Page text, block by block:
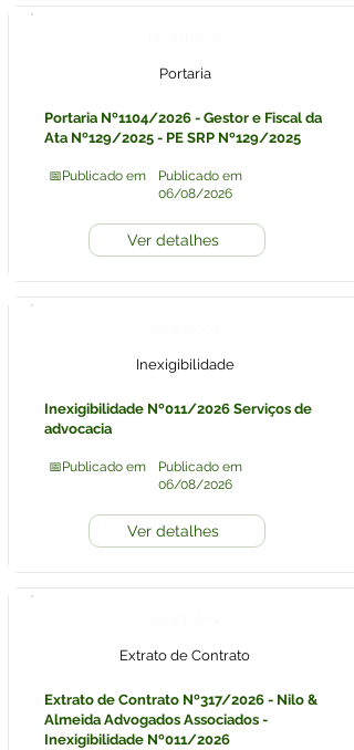
Portaria
Portaria Nº1104/2026 - Gestor e Fiscal da
Ata Nº129/2025 - PE SRP Nº129/2025
📅Publicado em
Publicado em
06/08/2026
Ver detalhes
Inexigibilidade
Inexigibilidade Nº011/2026 Serviços de
advocacia
📅Publicado em
Publicado em
06/08/2026
Ver detalhes
Extrato de Contrato
Extrato de Contrato Nº317/2026 - Nilo &
Almeida Advogados Associados -
Inexigibilidade Nº011/2026